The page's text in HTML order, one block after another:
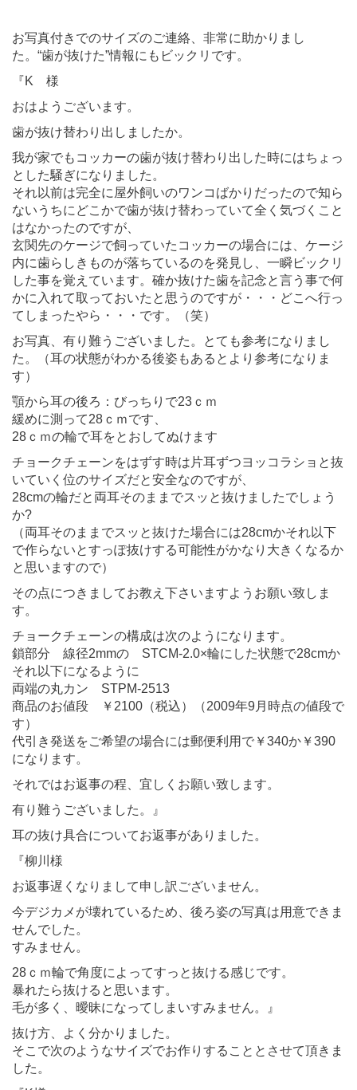
お写真付きでのサイズのご連絡、非常に助かりまし
た。“歯が抜けた”情報にもビックリです。
『K 様
おはようございます。
歯が抜け替わり出しましたか。
我が家でもコッカーの歯が抜け替わり出した時にはちょっ
とした騒ぎになりました。
それ以前は完全に屋外飼いのワンコばかりだったので知ら
ないうちにどこかで歯が抜け替わっていて全く気づくこと
はなかったのですが、
玄関先のケージで飼っていたコッカーの場合には、ケージ
内に歯らしきものが落ちているのを発見し、一瞬ビックリ
した事を覚えています。確か抜けた歯を記念と言う事で何
かに入れて取っておいたと思うのですが・・・どこへ行っ
てしまったやら・・・です。（笑）
お写真、有り難うございました。とても参考になりまし
た。（耳の状態がわかる後姿もあるとより参考になりま
す）
顎から耳の後ろ：びっちりで23ｃｍ
緩めに測って28ｃｍです、
28ｃｍの輪で耳をとおしてぬけます
チョークチェーンをはずす時は片耳ずつヨッコラショと抜
いていく位のサイズだと安全なのですが、
28cmの輪だと両耳そのままでスッと抜けましたでしょう
か?
（両耳そのままでスッと抜けた場合には28cmかそれ以下
で作らないとすっぽ抜けする可能性がかなり大きくなるか
と思いますので）
その点につきましてお教え下さいますようお願い致しま
す。
チョークチェーンの構成は次のようになります。
鎖部分 線径2mmの STCM-2.0×輪にした状態で28cmか
それ以下になるように
両端の丸カン STPM-2513
商品のお値段 ￥2100（税込）（2009年9月時点の値段で
す）
代引き発送をご希望の場合には郵便利用で￥340か￥390
になります。
それではお返事の程、宜しくお願い致します。
有り難うございました。』
耳の抜け具合についてお返事がありました。
『柳川様
お返事遅くなりまして申し訳ございません。
今デジカメが壊れているため、後ろ姿の写真は用意できま
せんでした。
すみません。
28ｃｍ輪で角度によってすっと抜ける感じです。
暴れたら抜けると思います。
毛が多く、曖昧になってしまいすみません。』
抜け方、よく分かりました。
そこで次のようなサイズでお作りすることとさせて頂きま
した。